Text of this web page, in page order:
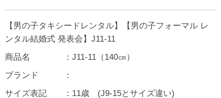
【男の子タキシードレンタル】【男の子フォーマル レ
ンタル結婚式 発表会】J11-11
商品名 ：J11-11（140㎝）
ブランド ：
サイズ表記 ：11歳 (J9-15とサイズ違い)